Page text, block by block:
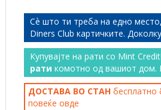
Сѐ што ти треба на едно
Diners Club картичките.
Купувајте на рати со Mint
рати комотно од вашиот дом.
ДОСТАВА ВО СТАН бесплатно
повеќе овде